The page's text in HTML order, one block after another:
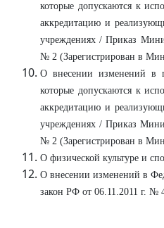
которые допускаются к
аккредитацию и
учреждениях / Приказ
№ 2 (Зарегистрирован в
О внесении изменений в
которые допускаются к
аккредитацию и
учреждениях / Приказ
№ 2 (Зарегистрирован в
О физической культуре и
О внесении изменений в
закон РФ от 06.11.2011 г. №